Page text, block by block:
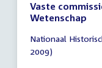
Vaste
Wetenschap
vergadering
13:00
Nationaal
2009)